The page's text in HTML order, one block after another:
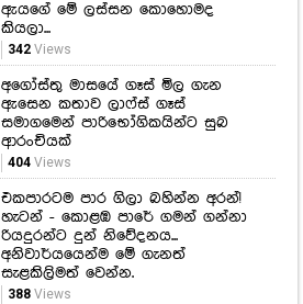
ඇයගේ මේ ලස්සන කොහොමද
කියලා...
342Views
අගෝස්තු මාසයේ ගෑස් මිල ගැන
ඇසෙන කතාව ලාෆ්ස් ගෑස්
සමාගමෙන් පාරිභෝගිකයින්ට සුබ
ආරංචියක්
404Views
එකපාරටම පාර ගිලා බහින්න අරන්!
හැටන් - කොළඹ පාරේ ගමන් ගන්නා
රියදුරන්ට දුන් නිවේදනය...
අනිවාර්යයෙන්ම මේ ගැනත්
සැළකිලිමත් වෙන්න.
388Views